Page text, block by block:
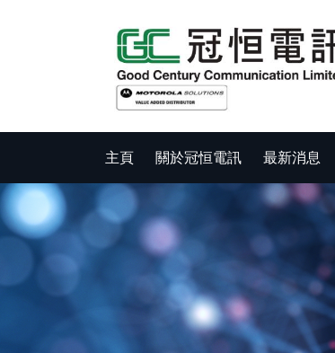
主頁 關於冠恒電訊 最新消息